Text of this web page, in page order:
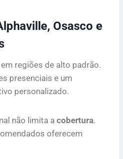
Osasco e
regiões de alto padrão.
presenciais e um
personalizado.
não limita a cobertura.
oferecem